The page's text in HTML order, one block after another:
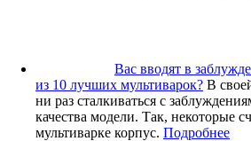
Вас вводят в
из 10 лучших мультиварок? В
ни раз сталкиваться с
качества модели. Так, некоторые
мультиварке корпус. Подробнее